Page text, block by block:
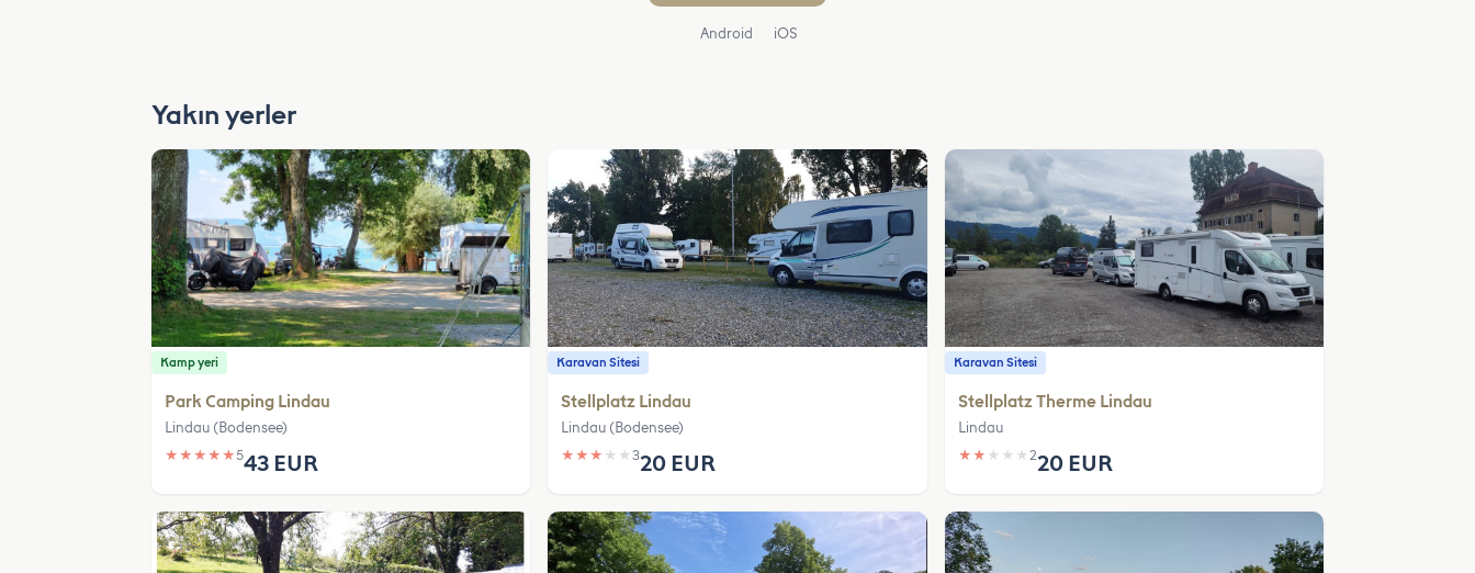
Android iOS
Yakın yerler
Kamp yeri
Park Camping Lindau
Lindau (Bodensee)
★ ★ ★ ★ ★543 EUR
Karavan Sitesi
Stellplatz Lindau
Lindau (Bodensee)
★ ★ ★ ★ ★320 EUR
Karavan Sitesi
Stellplatz Therme Lindau
Lindau
★ ★ ★ ★ ★ 220 EUR